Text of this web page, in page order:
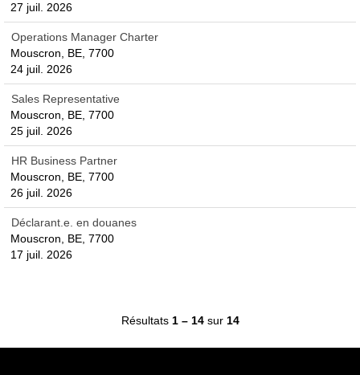
27 juil. 2026
Operations Manager Charter
Mouscron, BE, 7700
24 juil. 2026
Sales Representative
Mouscron, BE, 7700
25 juil. 2026
HR Business Partner
Mouscron, BE, 7700
26 juil. 2026
Déclarant.e. en douanes
Mouscron, BE, 7700
17 juil. 2026
Résultats 1 – 14sur 14